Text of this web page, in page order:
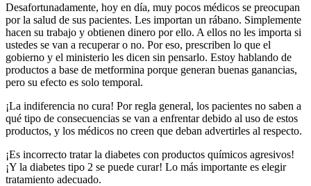
Desafortunadamente, hoy en día, muy pocos médicos se preocupan
por la salud de sus pacientes. Les importan un rábano. Simplemente
hacen su trabajo y obtienen dinero por ello. A ellos no les importa si
ustedes se van a recuperar o no. Por eso, prescriben lo que el
gobierno y el ministerio les dicen sin pensarlo. Estoy hablando de
productos a base de metformina porque generan buenas ganancias,
pero su efecto es solo temporal.
¡La indiferencia no cura! Por regla general, los pacientes no saben a
qué tipo de consecuencias se van a enfrentar debido al uso de estos
productos, y los médicos no creen que deban advertirles al respecto.
¡Es incorrecto tratar la diabetes con productos químicos agresivos!
¡Y la diabetes tipo 2 se puede curar! Lo más importante es elegir
tratamiento adecuado.